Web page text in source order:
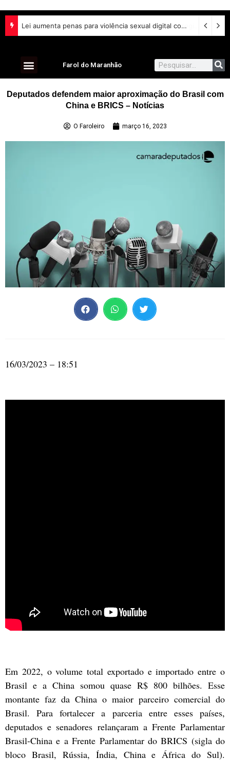
Lei aumenta penas para violência sexual digital contra crianças e adolescentes e endurece punições
Farol do Maranhão
Deputados defendem maior aproximação do Brasil com
China e BRICS – Notícias
O Faroleiro março 16, 2023
16/03/2023 – 18:51
Em 2022, o volume total exportado e importado entre o
Brasil e a China somou quase R$ 800 bilhões. Esse
montante faz da China o maior parceiro comercial do
Brasil. Para fortalecer a parceria entre esses países,
deputados e senadores relançaram a Frente Parlamentar
Brasil-China e a Frente Parlamentar do BRICS (sigla do
bloco Brasil, Rússia, Índia, China e África do Sul).